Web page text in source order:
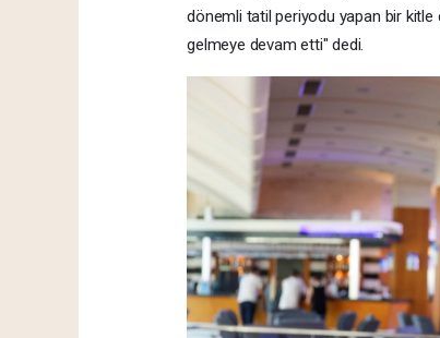
dönemli tatil periyodu yapan bir kitle
gelmeye devam etti" dedi.